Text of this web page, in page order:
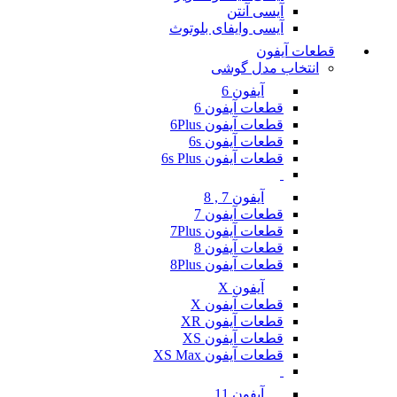
آیسی آنتن
آیسی وایفای بلوتوث
قطعات آیفون
انتخاب مدل گوشی
آیفون 6
قطعات آیفون 6
قطعات آیفون 6Plus
قطعات آیفون 6s
قطعات آیفون 6s Plus
آیفون 7 , 8
قطعات آیفون 7
قطعات آیفون 7Plus
قطعات آیفون 8
قطعات آیفون 8Plus
آیفون X
قطعات آیفون X
قطعات آیفون XR
قطعات آیفون XS
قطعات آیفون XS Max
آیفون 11